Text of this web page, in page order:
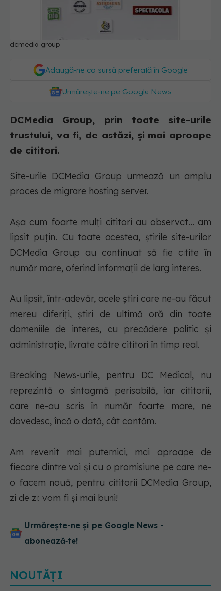
dcmedia group
Adaugă-ne ca sursă preferată în Google
Urmărește-ne pe Google News
DCMedia Group, prin toate site-urile
trustului, va fi, de astăzi, și mai aproape
de cititori.
Site-urile DCMedia Group urmează un amplu
proces de migrare hosting server.
Așa cum foarte mulți cititori au observat... am
lipsit puțin. Cu toate acestea, știrile site-urilor
DCMedia Group au continuat să fie citite în
număr mare, oferind informații de larg interes.
Au lipsit, într-adevăr, acele știri care ne-au făcut
mereu diferiți, știri de ultimă oră din toate
domeniile de interes, cu precădere politic și
administrație, livrate către cititori în timp real.
Breaking News-urile, pentru DC Medical, nu
reprezintă o sintagmă perisabilă, iar cititorii,
care ne-au scris în număr foarte mare, ne
dovedesc, încă o dată, cât contăm.
Am revenit mai puternici, mai aproape de
fiecare dintre voi și cu o promisiune pe care ne-
o facem nouă, pentru cititorii DCMedia Group,
zi de zi: vom fi și mai buni!
Urmărește-ne și pe Google News -
abonează‑te!
NOUTĂȚI